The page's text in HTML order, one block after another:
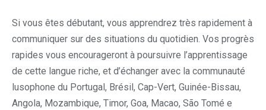
Si vous êtes débutant, vous apprendrez très rapidement à
communiquer sur des situations du quotidien. Vos progrès
rapides vous encourageront à poursuivre l’apprentissage
de cette langue riche, et d’échanger avec la communauté
lusophone du Portugal, Brésil, Cap-Vert, Guinée-Bissau,
Angola, Mozambique, Timor, Goa, Macao, São Tomé e